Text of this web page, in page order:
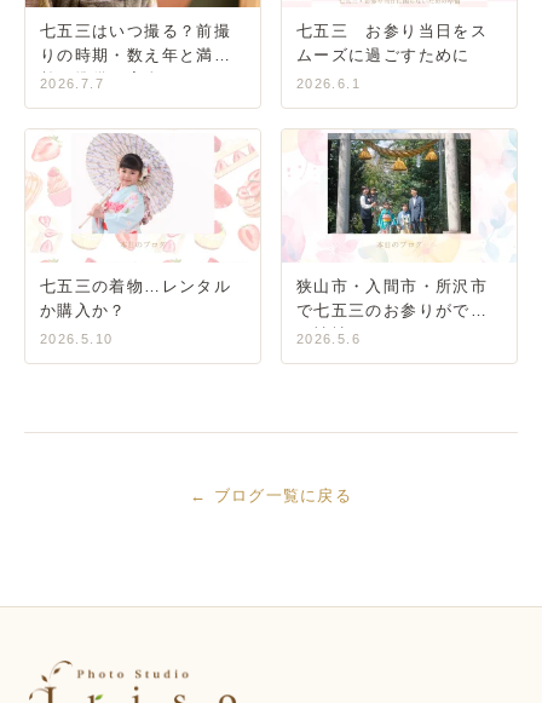
七五三はいつ撮る？前撮
りの時期・数え年と満年
齢・準備の完全ガイド
2026.7.7
七五三 お参り当日をス
ムーズに過ごすために
2026.6.1
七五三の着物…レンタル
か購入か？
2026.5.10
狭山市・入間市・所沢市
で七五三のお参りができ
る神社
2026.5.6
← ブログ一覧に戻る